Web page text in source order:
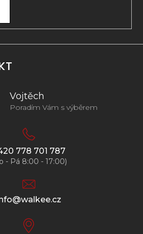
Vojtěch
Poradím Vám s výběrem
778 701 787
- Pá 8:00 - 17:00)